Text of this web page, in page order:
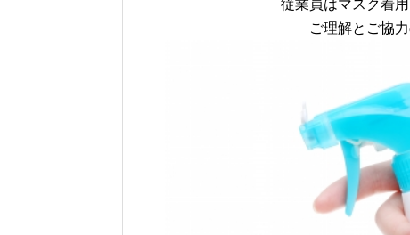
従業員はマスク着
ご理解とご協